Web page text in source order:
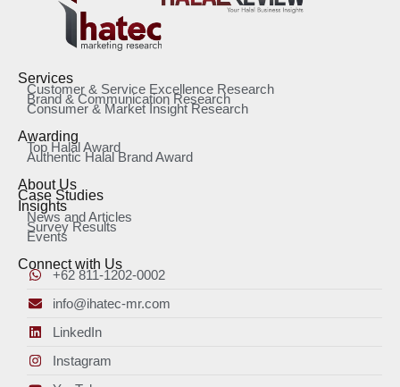
Services
Customer & Service Excellence Research
Brand & Communication Research
Consumer & Market Insight Research
Awarding
Top Halal Award
Authentic Halal Brand Award
About Us
Case Studies
Insights
News and Articles
Survey Results
Events
Connect with Us
+62 811-1202-0002
info@ihatec-mr.com
LinkedIn
Instagram